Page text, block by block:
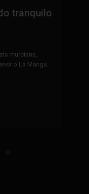
tranquilo
murciana,
o La Manga.